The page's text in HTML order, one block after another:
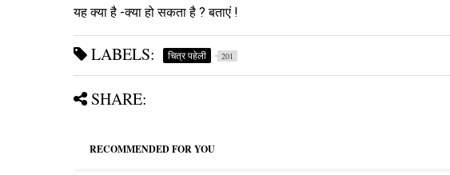
यह क्या है -क्या हो सकता है ? बताएं !
LABELS: चित्र पहेली 201
SHARE:
RECOMMENDED FOR YOU